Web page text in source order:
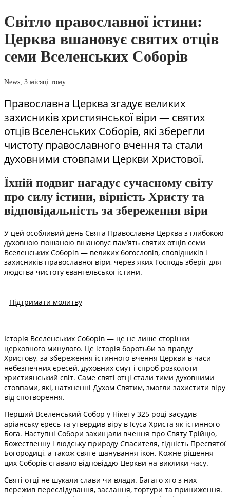
Світло православної істини:
Церква вшановує святих отців
семи Вселенських Соборів
News 3 місяці тому
Православна Церква згадує великих
захисників християнської віри — святих
отців Вселенських Соборів, які зберегли
чистоту православного вчення та стали
духовними стовпами Церкви Христової.
Їхній подвиг нагадує сучасному світу
про силу істини, вірність Христу та
відповідальність за збереження віри
У цей особливий день Свята Православна Церква з глибокою
духовною пошаною вшановує пам’ять святих отців семи
Вселенських Соборів — великих богословів, сповідників і
захисників православної віри, через яких Господь зберіг для
людства чистоту євангельської істини.
Підтримати молитву
Історія Вселенських Соборів — це не лише сторінки
церковного минулого. Це історія боротьби за правду
Христову, за збереження істинного вчення Церкви в часи
небезпечних єресей, духовних смут і спроб розколоти
християнський світ. Саме святі отці стали тими духовними
стовпами, які, натхненні Духом Святим, змогли захистити віру
від спотворення.
Перший Вселенський Собор у Нікеї у 325 році засудив
аріанську єресь та утвердив віру в Ісуса Христа як істинного
Бога. Наступні Собори захищали вчення про Святу Трійцю,
Божественну і людську природу Спасителя, гідність Пресвятої
Богородиці, а також святе шанування ікон. Кожне рішення
цих Соборів ставало відповіддю Церкви на виклики часу.
Святі отці не шукали слави чи влади. Багато хто з них
пережив переслідування, заслання, тортури та приниження.